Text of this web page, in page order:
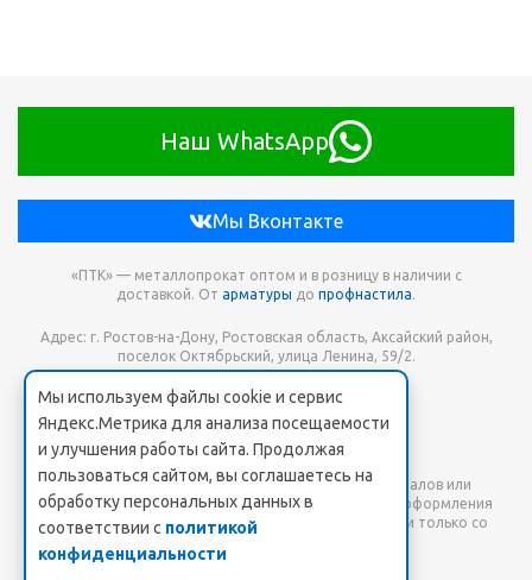
Наш WhatsApp
Мы Вконтакте
«ПТК» — металлопрокат оптом и в розницу в наличии с
доставкой. От арматуры до профнастила.
Адрес: г. Ростов-на-Дону, Ростовская область, Аксайский район,
поселок Октябрьский, улица Ленина, 59/2.
Телефон для заказа: +7 938 173-68-21
Онлайн заявка: PTK-SHOP@yandex.ru
Любое использование либо копирование материалов или
подборки материалов сайта, элементов дизайна и оформления
допускается лишь с разрешения правообладателя и только со
Мы используем файлы cookie и сервис
Яндекс.Метрика для анализа посещаемости
и улучшения работы сайта. Продолжая
пользоваться сайтом, вы соглашаетесь на
обработку персональных данных в
соответствии с политикой
конфиденциальности